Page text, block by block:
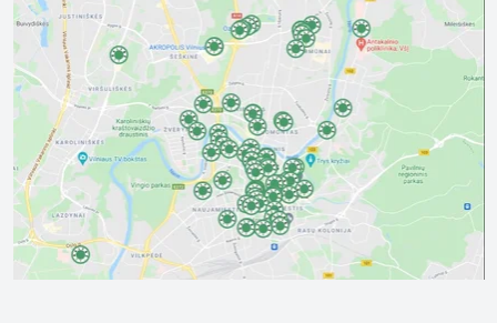
Auglybe.lt picture